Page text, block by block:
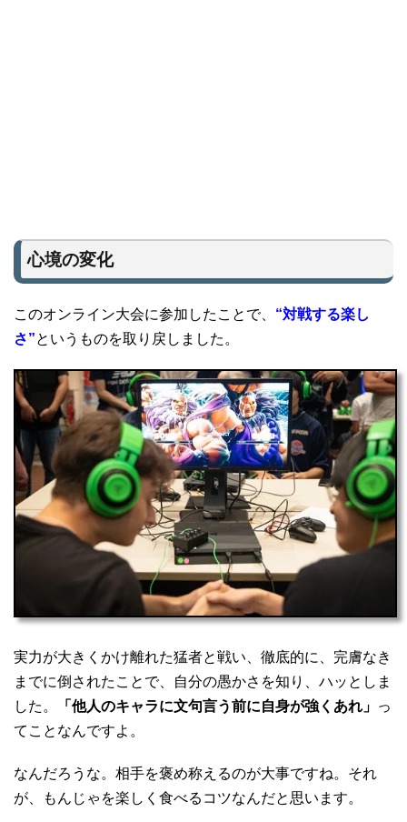
心境の変化
このオンライン大会に参加したことで、 “対戦する楽し
さ”というものを取り戻しました。
実力が大きくかけ離れた猛者と戦い、徹底的に、完膚なき
までに倒されたことで、自分の愚かさを知り、ハッとしま
した。
「他人のキャラに文句言う前に自身が強くあれ」 っ
てことなんですよ。
なんだろうな。相手を褒め称えるのが大事ですね。それ
が、もんじゃを楽しく食べるコツなんだと思います。